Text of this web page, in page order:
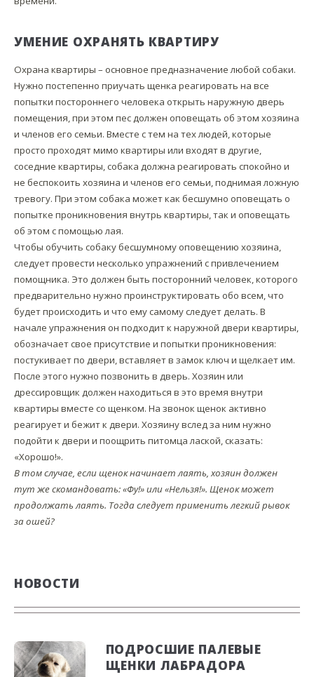
УМЕНИЕ ОХРАНЯТЬ КВАРТИРУ
Охрана квартиры – основное предназначение любой собаки.
Нужно постепенно приучать щенка реагировать на все
попытки постороннего человека открыть наружную дверь
помещения, при этом пес должен оповещать об этом хозяина
и членов его семьи. Вместе с тем на тех людей, которые
просто проходят мимо квартиры или входят в другие,
соседние квартиры, собака должна реагировать спокойно и
не беспокоить хозяина и членов его семьи, поднимая ложную
тревогу. При этом собака может как бесшумно оповещать о
попытке проникновения внутрь квартиры, так и оповещать
об этом с помощью лая.
Чтобы обучить собаку бесшумному оповещению хозяина,
следует провести несколько упражнений с привлечением
помощника. Это должен быть посторонний человек, которого
предварительно нужно проинструктировать обо всем, что
будет происходить и что ему самому следует делать. В
начале упражнения он подходит к наружной двери квартиры,
обозначает свое присутствие и попытки проникновения:
постукивает по двери, вставляет в замок ключ и щелкает им.
После этого нужно позвонить в дверь. Хозяин или
дрессировщик должен находиться в это время внутри
квартиры вместе со щенком. На звонок щенок активно
реагирует и бежит к двери. Хозяину вслед за ним нужно
подойти к двери и поощрить питомца лаской, сказать:
«Хорошо!».
В том случае, если щенок начинает лаять, хозяин должен
тут же скомандовать: «Фу!» или «Нельзя!». Щенок может
продолжать лаять. Тогда следует применить легкий рывок
за ошей?
НОВОСТИ
ПОДРОСШИЕ ПАЛЕВЫЕ
ЩЕНКИ ЛАБРАДОРА